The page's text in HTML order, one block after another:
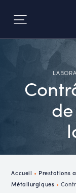
Accueil • Prestations
Métallurgiques •